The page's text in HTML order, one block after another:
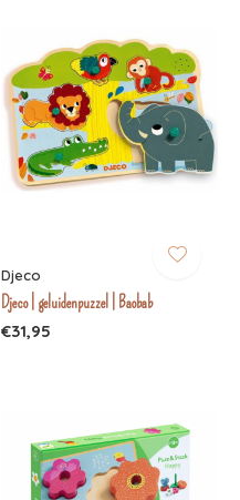
Djeco
Djeco | geluidenpuzzel | Baobab
€31,95